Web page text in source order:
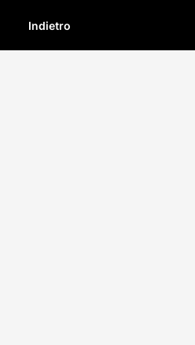
Indietro